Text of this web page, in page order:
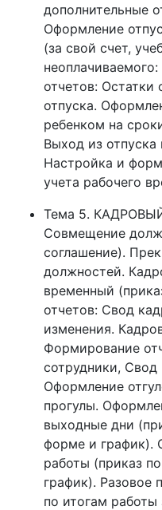
дополнительные
Оформление
(за свой счет,
отчетов: Остатки
отпуска.
ребенком на
Выход из отпуска
Настройка и
учета рабочего
Тема 5.
Совмещение
соглашение).
должностей.
временный
отчетов: Свод
изменения.
Формирование
сотрудники,
Оформление
прогулы.
выходные дни
форме и график).
работы (приказ
график). Разовое
по итогам работы